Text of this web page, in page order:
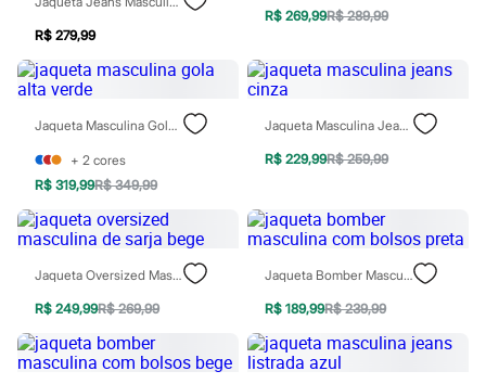
Todos os produtos
Infantil
Arrumadinho para os meninos
Romântico para as meninas
Novidades
Roupas menina
0 a 24 meses
1 a 5 anos
4 a 12 anos
10 a 16 anos
Roupas menino
0 a 24 meses
1 a 5 anos
4 a 12 anos
Acessórios
Recém-nascido
R$ 279,99
R$ 269,99R$ 289,99
Jaqueta Masculina Gola Alta Verde
+ 2 cores
R$ 319,99R$ 349,99
Jaqueta Masculina Jeans Cinza
R$ 229,99R$ 259,99
Jaqueta Oversized Masculina De Sarja Bege
R$ 249,99R$ 269,99
Jaqueta Bomber Masculina Com Bolsos Preta
R$ 189,99R$ 239,99